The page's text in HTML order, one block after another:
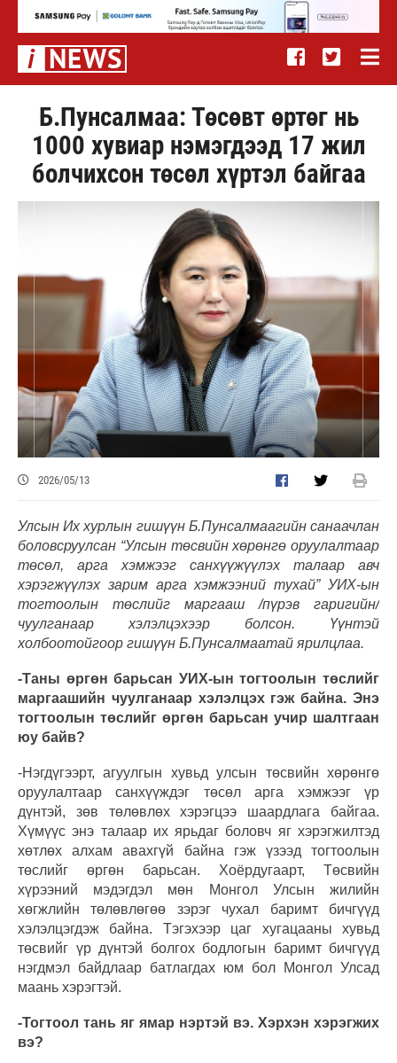
Б.Пунсалмаа: Төсөвт өртөг нь
1000 хувиар нэмэгдээд 17 жил
болчихсон төсөл хүртэл байгаа
2026/05/13
Улсын Их хурлын гишүүн Б.Пунсалмаагийн санаачлан
боловсруулсан “Улсын төсвийн хөрөнгө оруулалтаар
төсөл, арга хэмжээг санхүүжүүлэх талаар авч
хэрэгжүүлэх зарим арга хэмжээний тухай” УИХ-ын
тогтоолын төслийг маргааш /пүрэв гаригийн/
чуулганаар хэлэлцэхээр болсон. Үүнтэй
холбоотойгоор гишүүн Б.Пунсалмаатай ярилцлаа.
-Таны өргөн барьсан УИХ-ын тогтоолын төслийг
маргаашийн чуулганаар хэлэлцэх гэж байна. Энэ
тогтоолын төслийг өргөн барьсан учир шалтгаан
юу байв?
-Нэгдүгээрт, агуулгын хувьд улсын төсвийн хөрөнгө
оруулалтаар санхүүждэг төсөл арга хэмжээг үр
дүнтэй, зөв төлөвлөх хэрэгцээ шаардлага байгаа.
Хүмүүс энэ талаар их ярьдаг боловч яг хэрэгжилтэд
хөтлөх алхам авахгүй байна гэж үзээд тогтоолын
төслийг өргөн барьсан. Хоёрдугаарт, Төсвийн
хүрээний мэдэгдэл мөн Монгол Улсын жилийн
хөгжлийн төлөвлөгөө зэрэг чухал баримт бичгүүд
хэлэлцэгдэж байна. Тэгэхээр цаг хугацааны хувьд
төсвийг үр дүнтэй болгох бодлогын баримт бичгүүд
нэгдмэл байдлаар батлагдах юм бол Монгол Улсад
маань хэрэгтэй.
-Тогтоол тань яг ямар нэртэй вэ. Хэрхэн хэрэгжих
вэ?